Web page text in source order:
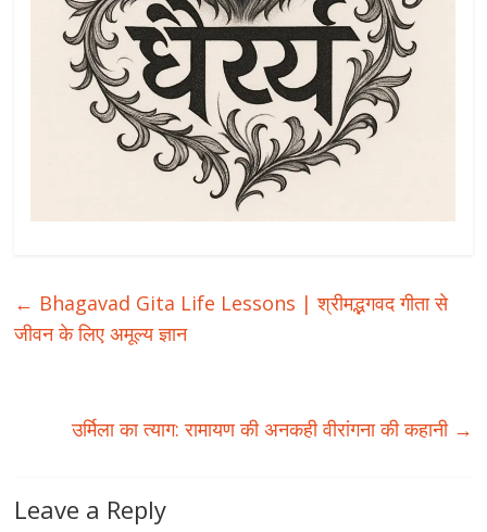
← Bhagavad Gita Life Lessons | श्रीमद्भगवद गीता से
जीवन के लिए अमूल्य ज्ञान
उर्मिला का त्याग: रामायण की अनकही वीरांगना की कहानी →
Leave a Reply